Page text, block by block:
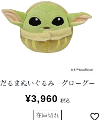
だるまぬいぐるみ グローグー
¥3,960 税込
在庫切れ